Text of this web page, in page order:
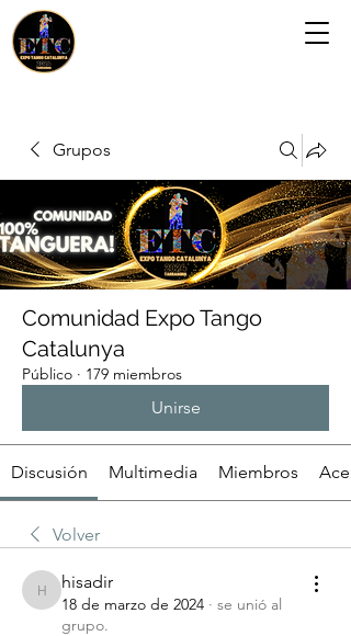
Grupos
Comunidad Expo Tango
Catalunya
Público · 179 miembros
Unirse
Discusión Multimedia Miembros
Volver
hisadir
hisadir
18 de marzo de 2024 · se unió al
grupo.